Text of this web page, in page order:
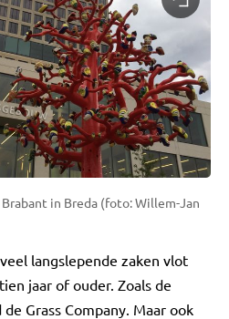
in Breda (foto: Willem-Jan
langslepende zaken vlot
jaar of ouder. Zoals de
Grass Company. Maar ook